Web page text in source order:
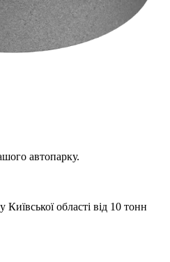
автопарку.
області від 10 тонн